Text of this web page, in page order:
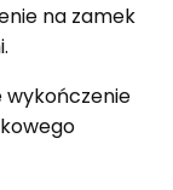
na zamek
wykończenie